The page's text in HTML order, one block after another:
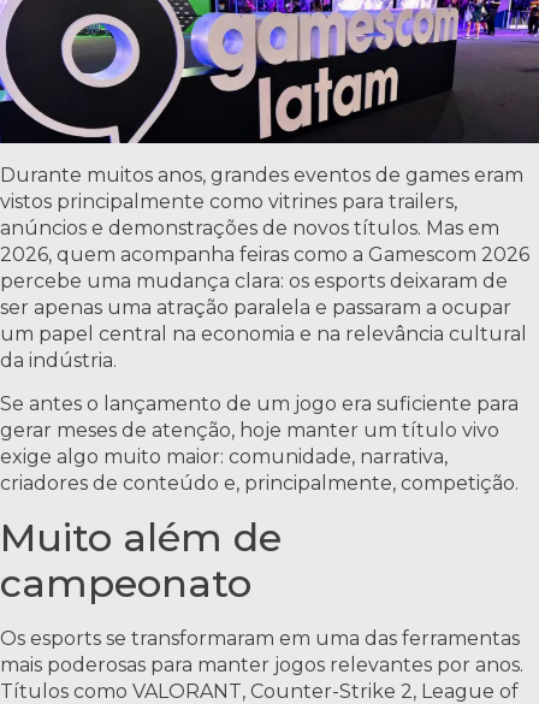
Durante muitos anos, grandes eventos de games eram
vistos principalmente como vitrines para trailers,
anúncios e demonstrações de novos títulos. Mas em
2026, quem acompanha feiras como a Gamescom 2026
percebe uma mudança clara: os esports deixaram de
ser apenas uma atração paralela e passaram a ocupar
um papel central na economia e na relevância cultural
da indústria.
Se antes o lançamento de um jogo era suficiente para
gerar meses de atenção, hoje manter um título vivo
exige algo muito maior: comunidade, narrativa,
criadores de conteúdo e, principalmente, competição.
Muito além de
campeonato
Os esports se transformaram em uma das ferramentas
mais poderosas para manter jogos relevantes por anos.
Títulos como VALORANT, Counter-Strike 2, League of